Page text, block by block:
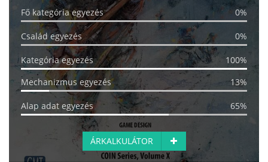
Fő kategória egyezés 0%
Család egyezés 0%
Kategória egyezés
100%
Mechanizmus egyezés
13%
Alap adat egyezés 65%
ÁRKALKULÁTOR